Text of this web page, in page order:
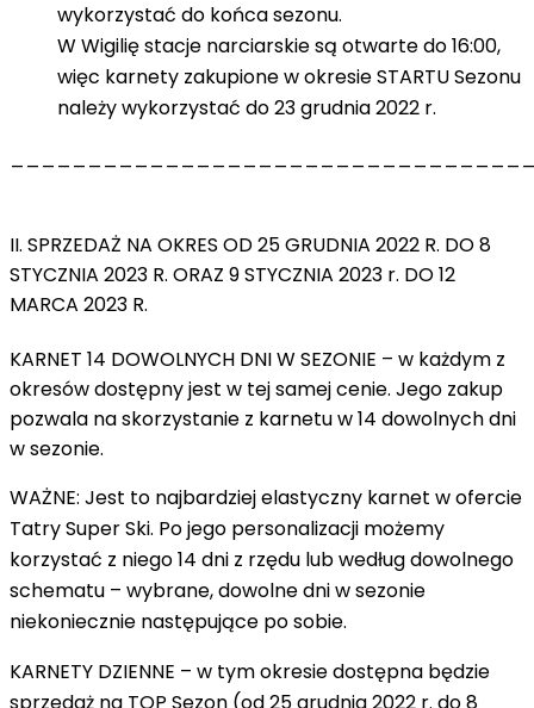
wykorzystać do końca sezonu.
W Wigilię stacje narciarskie są otwarte do 16:00,
więc karnety zakupione w okresie STARTU Sezonu
należy wykorzystać do 23 grudnia 2022 r.
II. SPRZEDAŻ NA OKRES OD 25 GRUDNIA 2022 R. DO 8
STYCZNIA 2023 R. ORAZ 9 STYCZNIA 2023 r. DO 12
MARCA 2023 R.
KARNET 14 DOWOLNYCH DNI W SEZONIE – w każdym z
okresów dostępny jest w tej samej cenie. Jego zakup
pozwala na skorzystanie z karnetu w 14 dowolnych dni
w sezonie.
WAŻNE: Jest to najbardziej elastyczny karnet w ofercie
Tatry Super Ski. Po jego personalizacji możemy
korzystać z niego 14 dni z rzędu lub według dowolnego
schematu – wybrane, dowolne dni w sezonie
niekoniecznie następujące po sobie.
KARNETY DZIENNE – w tym okresie dostępna będzie